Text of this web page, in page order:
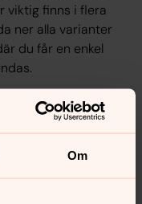
Om
viktig finns i flera
ner alla varianter
du får en enkel
och det finns
med